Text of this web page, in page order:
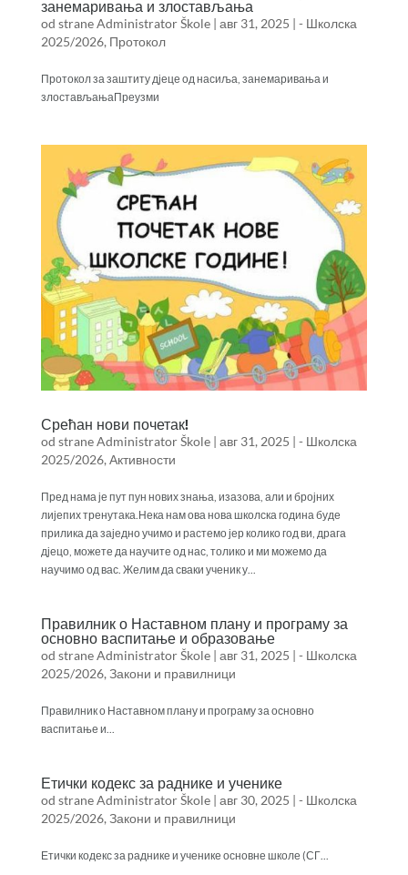
занемаривања и злостављања
od straneAdministrator Škole| авг 31, 2025 | - Школска
2025/2026, Протокол
Протокол за заштиту дјеце од насиља, занемаривања и
злостављањаПреузми
Срећан нови почетак!
od straneAdministrator Škole| авг 31, 2025 | - Школска
2025/2026, Активности
Пред нама је пут пун нових знања, изазова, али и бројних
лијепих тренутака.Нека нам ова нова школска година буде
прилика да заједно учимо и растемо јер колико год ви, драга
дјецо, можете да научите од нас, толико и ми можемо да
научимо од вас. Желим да сваки ученик у...
​​Правилник о Наставном плану и програму за
основно васпитање и образовање
od straneAdministrator Škole| авг 31, 2025 | - Школска
2025/2026, Закони и правилници
Правилник о Наставном плану и програму за основно
васпитање и...
Етички кодекс за раднике и ученике
od straneAdministrator Škole| авг 30, 2025 | - Школска
2025/2026, Закони и правилници
Етички кодекс за раднике и ученике основне школе (СГ...